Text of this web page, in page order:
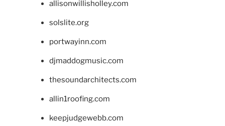
allisonwillisholley.com
solslite.org
portwayinn.com
djmaddogmusic.com
thesoundarchitects.com
allin1roofing.com
keepjudgewebb.com